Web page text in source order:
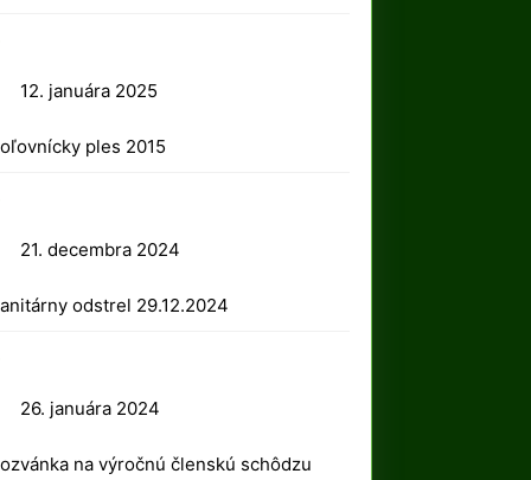
12. januára 2025
januára
ples 2015
21. decembra 2024
decembra
odstrel 29.12.2024
26. januára 2024
januára
na výročnú členskú schôdzu